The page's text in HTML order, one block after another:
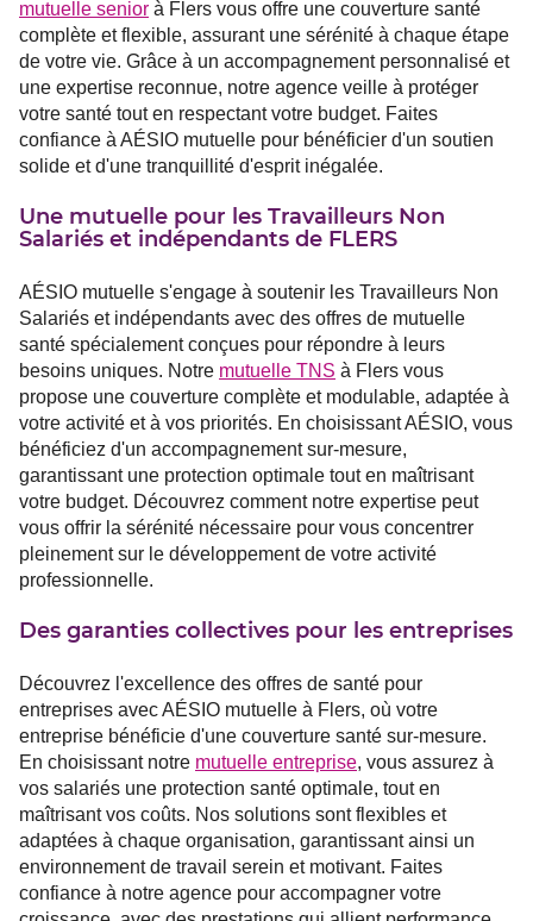
mutuelle senior à Flers vous offre une couverture santé
complète et flexible, assurant une sérénité à chaque étape
de votre vie. Grâce à un accompagnement personnalisé et
une expertise reconnue, notre agence veille à protéger
votre santé tout en respectant votre budget. Faites
confiance à AÉSIO mutuelle pour bénéficier d'un soutien
solide et d'une tranquillité d'esprit inégalée.
Une mutuelle pour les Travailleurs Non
Salariés et indépendants de FLERS
AÉSIO mutuelle s'engage à soutenir les Travailleurs Non
Salariés et indépendants avec des offres de mutuelle
santé spécialement conçues pour répondre à leurs
besoins uniques. Notre mutuelle TNS à Flers vous
propose une couverture complète et modulable, adaptée à
votre activité et à vos priorités. En choisissant AÉSIO, vous
bénéficiez d'un accompagnement sur-mesure,
garantissant une protection optimale tout en maîtrisant
votre budget. Découvrez comment notre expertise peut
vous offrir la sérénité nécessaire pour vous concentrer
pleinement sur le développement de votre activité
professionnelle.
Des garanties collectives pour les entreprises
Découvrez l'excellence des offres de santé pour
entreprises avec AÉSIO mutuelle à Flers, où votre
entreprise bénéficie d'une couverture santé sur-mesure.
En choisissant notre mutuelle entreprise, vous assurez à
vos salariés une protection santé optimale, tout en
maîtrisant vos coûts. Nos solutions sont flexibles et
adaptées à chaque organisation, garantissant ainsi un
environnement de travail serein et motivant. Faites
confiance à notre agence pour accompagner votre